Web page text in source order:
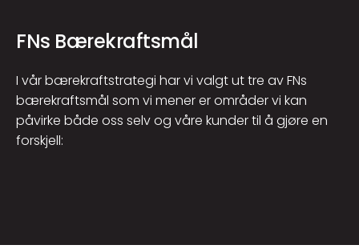
FNs Bærekraftsmål
I vår bærekraftstrategi har vi valgt ut tre av FNs
bærekraftsmål som vi mener er områder vi kan
påvirke både oss selv og våre kunder til å gjøre en
forskjell: